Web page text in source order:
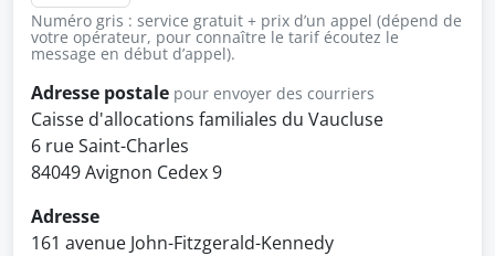
Numéro gris : service gratuit + prix d’un appel (dépend de
votre opérateur, pour connaître le tarif écoutez le
message en début d’appel).
Adresse postale pour envoyer des courriers
Caisse d'allocations familiales du Vaucluse
6 rue Saint-Charles
84049 Avignon Cedex 9
Adresse
161 avenue John-Fitzgerald-Kennedy